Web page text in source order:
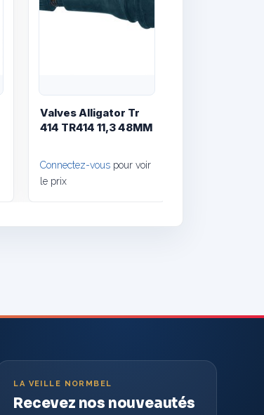
Valves Alligator Tr
414 TR414 11,3 48MM
Connectez-vous pour voir
le prix
LA VEILLE NORMBEL
Recevez nos nouveautés